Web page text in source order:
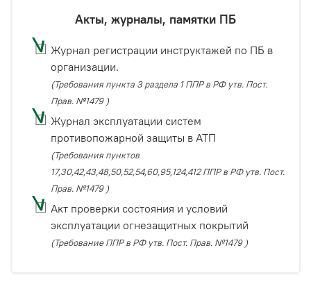
Акты, журналы, памятки ПБ
Журнал регистрации инструктажей по ПБ в
организации.
(Требования пункта 3 раздела 1 ППР в РФ утв. Пост.
Прав. №1479 )
Журнал эксплуатации систем
противопожарной защиты в АТП
(Требования пунктов
17,30,42,43,48,50,52,54,60,95,124,412 ППР в РФ утв. Пост.
Прав. №1479 )
Акт проверки состояния и условий
эксплуатации огнезащитных покрытий
(Требование ППР в РФ утв. Пост. Прав. №1479 )